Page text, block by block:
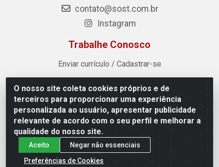
O nosso site coleta cookies próprios e de
terceiros para proporcionar uma experiência
personalizada ao usuário, apresentar publicidade
relevante de acordo com o seu perfil e melhorar a
qualidade do nosso site.
Aceito
Negar não essenciais
Preferências de Cookies
contato@sost.com.br
Instagram
Trabalhe Conosco
Enviar currículo / Cadastrar-se
Sost Distribuidora - Rua Cândido Rissut, 254 - Recreio
Ipitanga, Lauro de Freitas/BA - CEP 42.700-590 - CNPJ
07.041.307/0001-80